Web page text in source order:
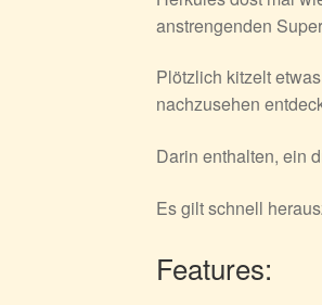
anstrengenden
Plötzlich kitzelt
nachzusehen
Darin enthalten, ein
Es gilt schnell
Features: